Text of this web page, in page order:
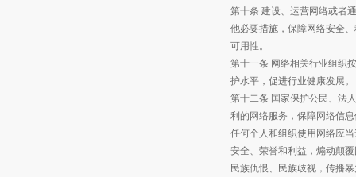
第十条 建设、运营网络或者
他必要措施，保障网络安全
可用性。
第十一条 网络相关行业组织
护水平，促进行业健康发展。
第十二条 国家保护公民、法
利的网络服务，保障网络信
任何个人和组织使用网络应
安全、荣誉和利益，煽动颠
民族仇恨、民族歧视，传播